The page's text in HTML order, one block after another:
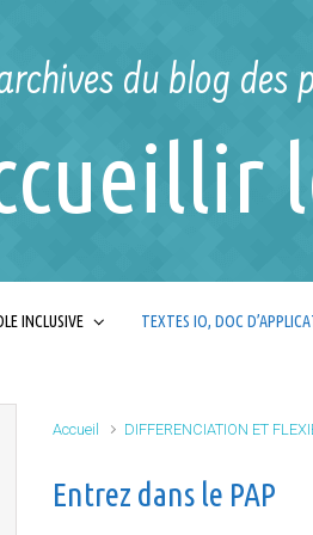
du blog des
INCLUSIVE TEXTES IO, DOC
Accueil DIFFERENCIATION ET
Entrez dans le PAP